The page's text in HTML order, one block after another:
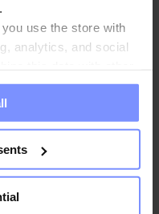
use the store with
analytics, and social
them or that they have
Do you agree?